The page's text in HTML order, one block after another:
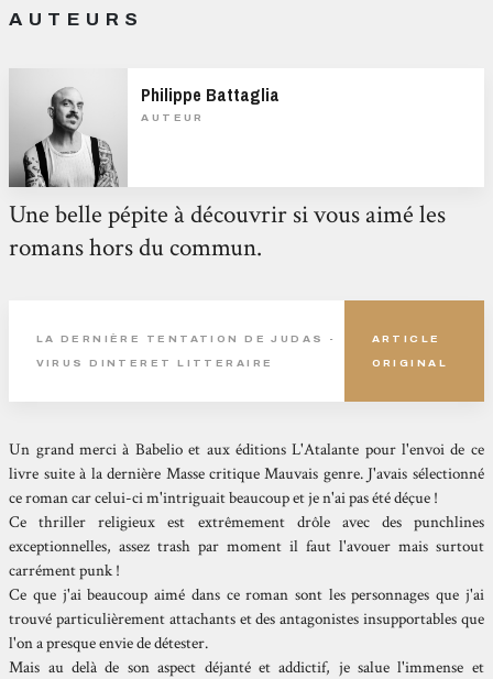
AUTEURS
Philippe Battaglia
AUTEUR
Une belle pépite à découvrir si vous aimé les
romans hors du commun.
LA DERNIÈRE TENTATION DE JUDAS -
VIRUS DINTERET LITTERAIRE
ARTICLE
ORIGINAL
Un grand merci à Babelio et aux éditions L'Atalante pour l'envoi de ce
livre suite à la dernière Masse critique Mauvais genre. J'avais sélectionné
ce roman car celui-ci m'intriguait beaucoup et je n'ai pas été déçue !
Ce thriller religieux est extrêmement drôle avec des punchlines
exceptionnelles, assez trash par moment il faut l'avouer mais surtout
carrément punk !
Ce que j'ai beaucoup aimé dans ce roman sont les personnages que j'ai
trouvé particulièrement attachants et des antagonistes insupportables que
l'on a presque envie de détester.
Mais au delà de son aspect déjanté et addictif, je salue l'immense et